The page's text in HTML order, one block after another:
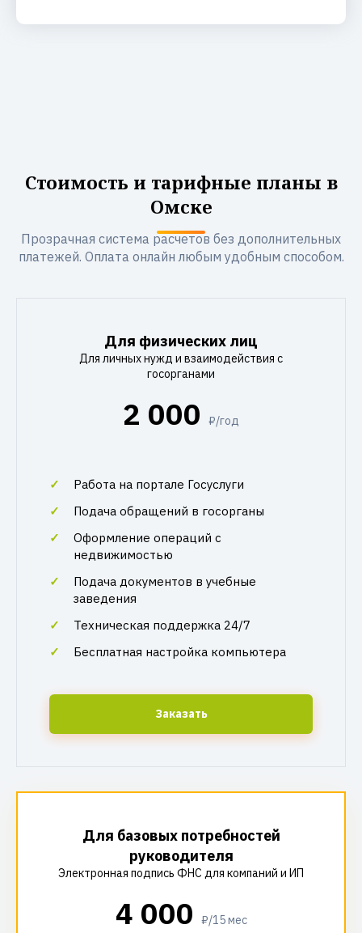
Стоимость и тарифные планы в
Омске
Прозрачная система расчетов без дополнительных
платежей. Оплата онлайн любым удобным способом.
Для физических лиц
Для личных нужд и взаимодействия с
госорганами
2 000 ₽/год
Работа на портале Госуслуги
Подача обращений в госорганы
Оформление операций с
недвижимостью
Подача документов в учебные
заведения
Техническая поддержка 24/7
Бесплатная настройка компьютера
Заказать
Для базовых потребностей
руководителя
Электронная подпись ФНС для компаний и ИП
4 000 ₽/15 мес